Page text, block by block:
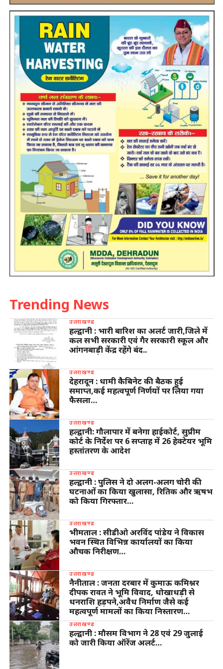
Trending News
उत्तराखण्ड
हल्द्वानी : भारी बारिश का अलर्ट जारी,जिले में
कल सभी सरकारी एवं गैर सरकारी स्कूल और
आंगनबाड़ी केंद्र रहेंगे बंद..
उत्तराखण्ड
देहरादून : धामी कैबिनेट की बैठक हुई
समाप्त,कई महत्वपूर्ण निर्णयों पर लिया गया
फैसला…
उत्तराखण्ड
हल्द्वानी: गौलापार में बनेगा हाईकोर्ट, सुप्रीम
कोर्ट के निर्देश पर 6 सप्ताह में 26 हेक्टेयर भूमि
हस्तांतरण के आदेश
उत्तराखण्ड
हल्द्वानी : पुलिस ने दो अलग-अलग चोरी की
घटनाओं का किया खुलासा, रितिक और ऋषभ
को किया गिरफ्तार…
उत्तराखण्ड
भीमताल : सीडीओ अरविंद पांडेय ने विकास
भवन स्थित विभिन्न कार्यालयों का किया
औचक निरीक्षण…
उत्तराखण्ड
नैनीताल : जनता दरबार में कुमाऊ कमिश्नर
दीपक रावत ने भूमि विवाद, धोखाधड़ी से
धनराशि हड़पने,अवैध निर्माण जैसे कई
महत्वपूर्ण मामलों का किया निस्तारण…
उत्तराखण्ड
हल्द्वानी : मौसम विभाग ने 28 एवं 29 जुलाई
को जारी किया ऑरेंज अलर्ट…